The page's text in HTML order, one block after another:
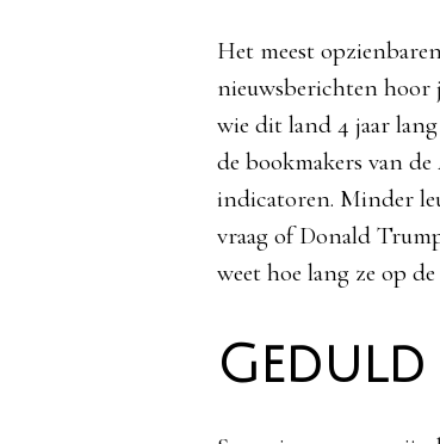
Het meest
nieuwsberichten hoor
wie dit land 4 jaar
de bookmakers van de
indicatoren. Minder
vraag of Donald
weet hoe lang ze op
Geduld